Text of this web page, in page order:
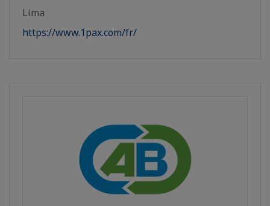
Lima
https://www.1pax.com/fr/